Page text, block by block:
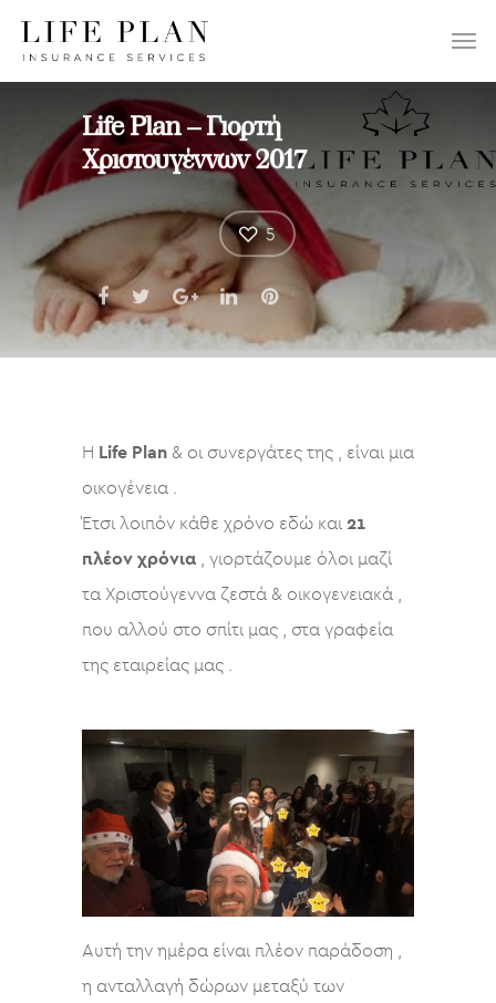
ΕΠΙΛΕΞΤΕ:
Life Plan – Γιορτή
Χριστουγέννων 2017
5
Η Life Plan & οι συνεργάτες της , είναι μια
οικογένεια .
Έτσι λοιπόν κάθε χρόνο εδώ και 21
πλέον χρόνια , γιορτάζουμε όλοι μαζί
τα Χριστούγεννα ζεστά & οικογενειακά ,
που αλλού στο σπίτι μας , στα γραφεία
της εταιρείας μας .
Αυτή την ημέρα είναι πλέον παράδοση ,
η ανταλλαγή δώρων μεταξύ των